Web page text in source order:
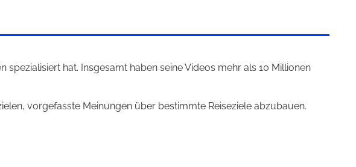
spezialisiert hat. Insgesamt haben seine Videos mehr als 10 Millionen
vorgefasste Meinungen über bestimmte Reiseziele abzubauen.